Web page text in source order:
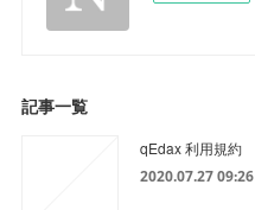
記事一覧
qEdax 利用規約
2020.07.27 09:26